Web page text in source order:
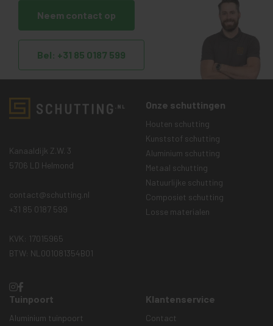
Neem contact op
Bel: +31 85 0187 599
Kanaaldijk Z.W. 3
5706 LD Helmond
contact@schutting.nl
+31 85 0187 599
KVK: 17015965
BTW: NL001081354B01
Onze schuttingen
Houten schutting
Kunststof schutting
Aluminium schutting
Metaal schutting
Natuurlijke schutting
Composiet schutting
Losse materialen
Tuinpoort
Aluminium tuinpoort
Klantenservice
Contact